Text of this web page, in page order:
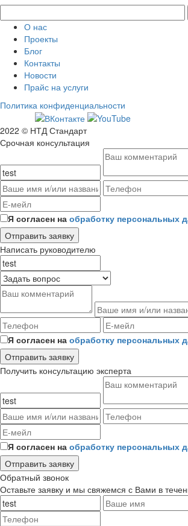
О нас
Проекты
Блог
Контакты
Новости
Прайс на услуги
Политика конфиденциальности
2022 © НТД Стандарт
Срочная консультация
Я согласен на обработку персональных
Написать руководителю
Я согласен на обработку персональных
Получить консультацию эксперта
Я согласен на обработку персональных
Обратный звонок
Оставьте заявку и мы свяжемся с Вами в